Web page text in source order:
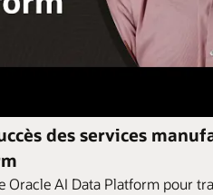
des services
Oracle AI Data Platform pour